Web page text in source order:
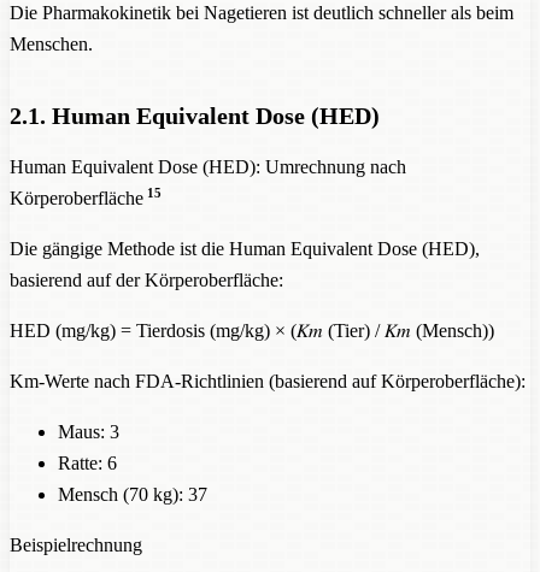
Die Pharmakokinetik bei Nagetieren ist deutlich schneller als beim
Menschen.
2.1. Human Equivalent Dose (HED)
Human Equivalent Dose (HED): Umrechnung nach
Körperoberfläche 15
Die gängige Methode ist die Human Equivalent Dose (HED),
basierend auf der Körperoberfläche:
HED (mg/kg) = Tierdosis (mg/kg) × (𝐾𝑚 (Tier) / 𝐾𝑚 (Mensch))
Km-Werte nach FDA-Richtlinien (basierend auf Körperoberfläche):
Maus: 3
Ratte: 6
Mensch (70 kg): 37
Beispielrechnung